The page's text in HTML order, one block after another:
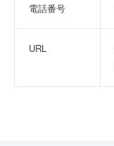
電話番号
URL